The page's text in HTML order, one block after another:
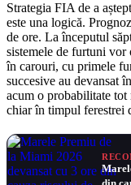
Strategia FIA de a
este una logică.
de ore. La începutul
sistemele de furtuni vor
în carouri, cu primele
succesive au devansat
acum o probabilitate
chiar în timpul ferestrei